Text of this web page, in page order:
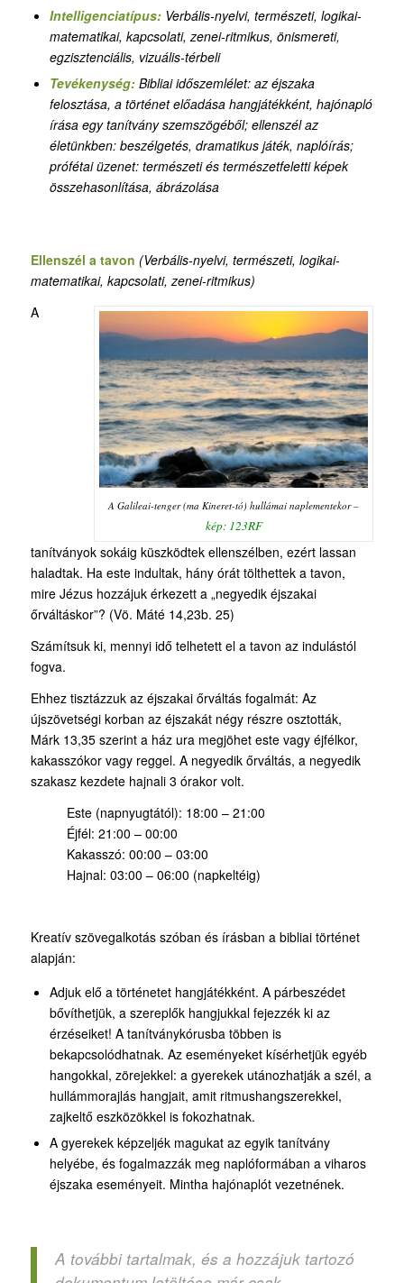
Intelligenciatípus: Verbális-nyelvi, természeti, logikai-
matematikai, kapcsolati, zenei-ritmikus, önismereti,
egzisztenciális, vizuális-térbeli
Tevékenység: Bibliai időszemlélet: az éjszaka
felosztása, a történet előadása hangjátékként, hajónapló
írása egy tanítvány szemszögéből;ellenszél az
életünkben: beszélgetés, dramatikus játék, naplóírás;
prófétai üzenet: természeti és természetfeletti képek
összehasonlítása, ábrázolása
Ellenszél a tavon (Verbális-nyelvi, természeti, logikai-
matematikai, kapcsolati,zenei-ritmikus)
A Galileai-tenger (ma Kineret-tó) hullámai naplementekor –
kép: 123RF
A
tanítványok sokáig küszködtek ellenszélben, ezért lassan
haladtak. Ha este indultak, hány órát tölthettek a tavon,
mire Jézus hozzájuk érkezett a „negyedik éjszakai
őrváltáskor”? (Vö. Máté 14,23b. 25)
Számítsuk ki, mennyi idő telhetett el a tavon az indulástól
fogva.
Ehhez tisztázzuk az éjszakai őrváltás fogalmát: Az
újszövetségi korban az éjszakát négy részre osztották,
Márk 13,35 szerint a ház ura megjöhet este vagy éjfélkor,
kakasszókor vagy reggel. A negyedik őrváltás, a negyedik
szakasz kezdete hajnali 3 órakor volt.
Este (napnyugtától): 18:00 – 21:00
Éjfél: 21:00 – 00:00
Kakasszó: 00:00 – 03:00
Hajnal: 03:00 – 06:00 (napkeltéig)
Kreatív szövegalkotás szóban és írásban a bibliai történet
alapján:
Adjuk elő a történetet hangjátékként. A párbeszédet
bővíthetjük, a szereplők hangjukkal fejezzék ki az
érzéseiket! A tanítványkórusba többen is
bekapcsolódhatnak. Az eseményeket kísérhetjük egyéb
hangokkal, zörejekkel: a gyerekek utánozhatják a szél, a
hullámmorajlás hangjait, amit ritmushangszerekkel,
zajkeltő eszközökkel is fokozhatnak.
A gyerekek képzeljék magukat az egyik tanítvány
helyébe, és fogalmazzák meg naplóformában a viharos
éjszaka eseményeit. Mintha hajónaplót vezetnének.
A további tartalmak, és a hozzájuk tartozó